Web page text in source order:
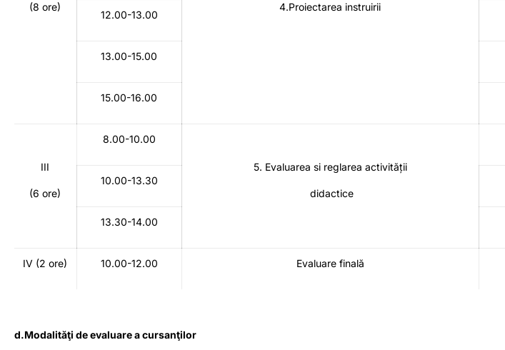
(8 ore) 4.Proiectarea instruirii
12.00-13.00
13.00-15.00
15.00-16.00
III
(6 ore)
8.00-10.00
5. Evaluarea si reglarea activității
didactice
10.00-13.30
13.30-14.00
IV (2 ore) 10.00-12.00 Evaluare finală
d.Modalităţi de evaluare a cursanţilor